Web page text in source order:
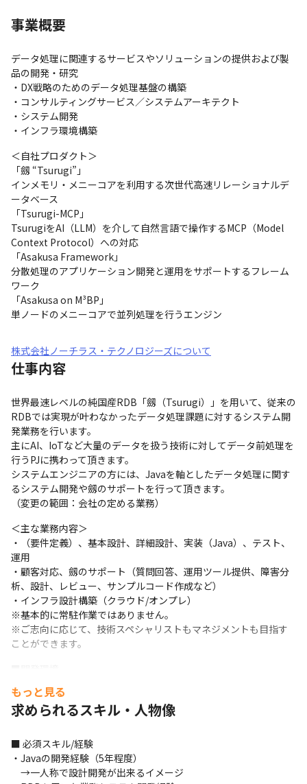
事業概要
データ処理に関連するサービスやソリューションの提供および製
品の開発・研究
・DX戦略のためのデータ処理基盤の構築
・コンサルティングサービス／システムアーキテクト
・システム開発
・インフラ環境構築
＜自社プロダクト＞
「劔 “Tsurugi”」
インメモリ・メニーコアを利用する次世代高速リレーショナルデ
ータベース
「Tsurugi-MCP」
TsurugiをAI（LLM）を介して自然言語で操作するMCP（Model
Context Protocol）への対応
「Asakusa Framework」
分散処理のアプリケーション開発と運用をサポートするフレーム
ワーク
「Asakusa on M³BP」
単ノードのメニーコアで並列処理を行うエンジン
株式会社ノーチラス・テクノロジーズについて
仕事内容
世界最速レベルの純国産RDB「劔（Tsurugi）」を用いて、従来の
RDBでは実現が叶わなかったデータ処理課題に対するシステム開
発業務を行います。
主にAI、IoTなど大量のデータを扱う技術に対してデータ前処理を
行うPJに携わって頂きます。
システムエンジニアの方には、Javaを軸としたデータ処理に関す
るシステム開発や劔のサポートを行って頂きます。
（変更の範囲：会社の定める業務）
＜主な業務内容＞
・（要件定義）、基本設計、詳細設計、実装（Java）、テスト、
運用
・顧客対応、劔のサポート（質問回答、運用ツール提供、障害分
析、設計、レビュー、サンプルコード作成など）
・インフラ設計構築（クラウド/オンプレ）
※基本的に常駐作業ではありません。
※ご志向に応じて、技術スペシャリストもマネジメントも目指す
ことができます。
DB：劔（Tsurugi）/他
OS：Linux
分散処理基盤：
Amazon EMR/Azure HDinsihgt/Hadoop/Spark/Databricks
その他：
もっと見る
求められるスキル・人物像
■ 必須スキル/経験
・Javaの開発経験（5年程度）
→一人称で設計開発が出来るイメージ